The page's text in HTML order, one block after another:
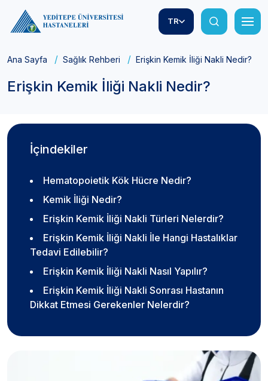
TR
Ana Sayfa Sağlık Rehberi Erişkin Kemik İliği Nakli Nedir?
Erişkin Kemik İliği Nakli Nedir?
İçindekiler
Hematopoietik Kök Hücre Nedir?
Kemik İliği Nedir?
Erişkin Kemik İliği Nakli Türleri Nelerdir?
Erişkin Kemik İliği Nakli İle Hangi Hastalıklar
Tedavi Edilebilir?
Erişkin Kemik İliği Nakli Nasıl Yapılır?
Erişkin Kemik İliği Nakli Sonrası Hastanın
Dikkat Etmesi Gerekenler Nelerdir?